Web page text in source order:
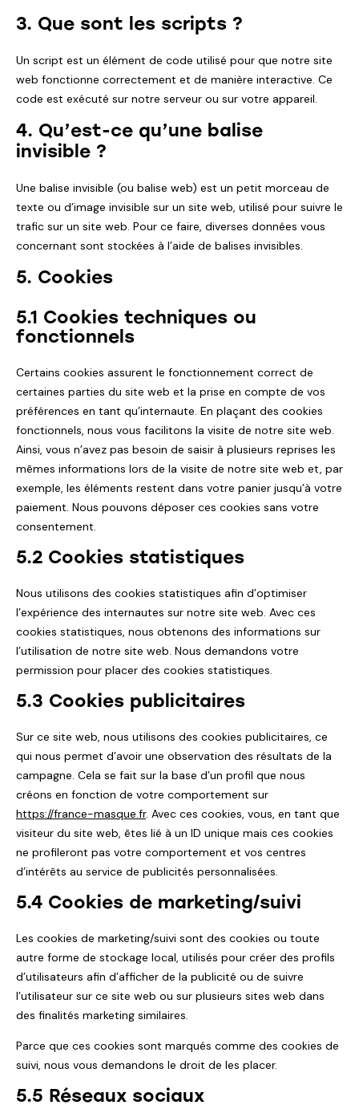
3. Que sont les scripts ?
Un script est un élément de code utilisé pour que notre site
web fonctionne correctement et de manière interactive. Ce
code est exécuté sur notre serveur ou sur votre appareil.
4. Qu’est-ce qu’une balise
invisible ?
Une balise invisible (ou balise web) est un petit morceau de
texte ou d’image invisible sur un site web, utilisé pour suivre le
trafic sur un site web. Pour ce faire, diverses données vous
concernant sont stockées à l’aide de balises invisibles.
5. Cookies
5.1 Cookies techniques ou
fonctionnels
Certains cookies assurent le fonctionnement correct de
certaines parties du site web et la prise en compte de vos
préférences en tant qu’internaute. En plaçant des cookies
fonctionnels, nous vous facilitons la visite de notre site web.
Ainsi, vous n’avez pas besoin de saisir à plusieurs reprises les
mêmes informations lors de la visite de notre site web et, par
exemple, les éléments restent dans votre panier jusqu’à votre
paiement. Nous pouvons déposer ces cookies sans votre
consentement.
5.2 Cookies statistiques
Nous utilisons des cookies statistiques afin d’optimiser
l’expérience des internautes sur notre site web. Avec ces
cookies statistiques, nous obtenons des informations sur
l’utilisation de notre site web. Nous demandons votre
permission pour placer des cookies statistiques.
5.3 Cookies publicitaires
Sur ce site web, nous utilisons des cookies publicitaires, ce
qui nous permet d’avoir une observation des résultats de la
campagne. Cela se fait sur la base d’un profil que nous
créons en fonction de votre comportement sur
https://france-masque.fr. Avec ces cookies, vous, en tant que
visiteur du site web, êtes lié à un ID unique mais ces cookies
ne profileront pas votre comportement et vos centres
d’intérêts au service de publicités personnalisées.
5.4 Cookies de marketing/suivi
Les cookies de marketing/suivi sont des cookies ou toute
autre forme de stockage local, utilisés pour créer des profils
d’utilisateurs afin d’afficher de la publicité ou de suivre
l’utilisateur sur ce site web ou sur plusieurs sites web dans
des finalités marketing similaires.
Parce que ces cookies sont marqués comme des cookies de
suivi, nous vous demandons le droit de les placer.
5.5 Réseaux sociaux